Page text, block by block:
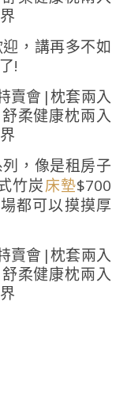
，講再多不如
!
列，像是租房子
竹炭床墊$700
都可以摸摸厚